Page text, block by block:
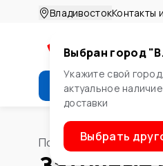
ВладивостокКонтакты
Каталог
Выбран город "
Укажите свой
актуальное
доставки
Выбрать
Помощник/